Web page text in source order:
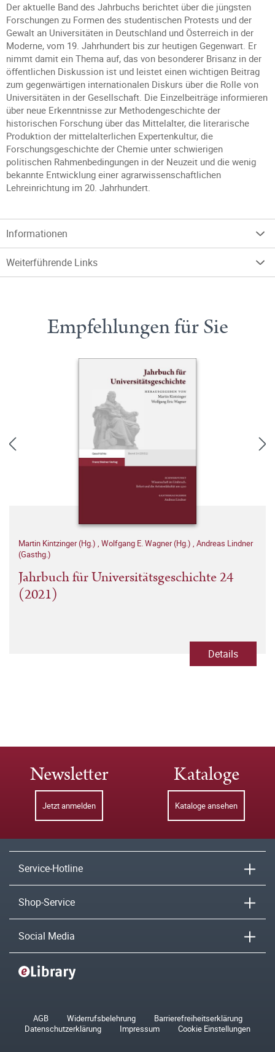
Der aktuelle Band des Jahrbuchs berichtet über die jüngsten
Forschungen zu Formen des studentischen Protests und der
Gewalt an Universitäten in Deutschland und Österreich in der
Moderne, vom 19. Jahrhundert bis zur heutigen Gegenwart. Er
nimmt damit ein Thema auf, das von besonderer Brisanz in der
öffentlichen Diskussion ist und leistet einen wichtigen Beitrag
zum gegenwärtigen internationalen Diskurs über die Rolle von
Universitäten in der Gesellschaft. Die Einzelbeiträge informieren
über neue Erkenntnisse zur Methodengeschichte der
historischen Forschung über das Mittelalter, die literarische
Produktion der mittelalterlichen Expertenkultur, die
Forschungsgeschichte der Chemie unter schwierigen
politischen Rahmenbedingungen in der Neuzeit und die wenig
bekannte Entwicklung einer agrarwissenschaftlichen
Lehreinrichtung im 20. Jahrhundert.
Informationen
Weiterführende Links
Empfehlungen für Sie
Martin Kintzinger (Hg.) , Wolfgang E. Wagner (Hg.) , Andreas Lindner
(Gasthg.)
Jahrbuch für Universitätsgeschichte 24
(2021)
Details
Newsletter
Jetzt anmelden
Kataloge
Kataloge ansehen
Service-Hotline
Shop-Service
Social Media
AGB Widerrufsbelehrung
Barrierefreiheitserklärung
Datenschutzerklärung
Impressum Cookie Einstellungen